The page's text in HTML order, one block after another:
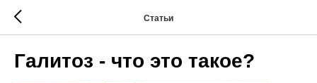
Статьи
Галитоз - что это такое?